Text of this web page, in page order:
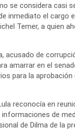
se considera casi
inmediato el cargo
Temer, a quien
acusado de
amarrar en el
para la aprobación
reconocía en
de
de Dilma de la